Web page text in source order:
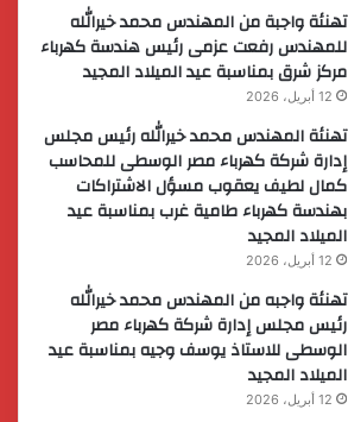
تهنئة واجبة من المهندس محمد خيرالله
للمهندس رفعت عزمى رئيس هندسة كهرباء
مركز شرق بمناسبة عيد الميلاد المجيد
12 أبريل، 2026
تهنئة المهندس محمد خيرالله رئيس مجلس
إدارة شركة كهرباء مصر الوسطى للمحاسب
كمال لطيف يعقوب مسؤل الاشتراكات
بهندسة كهرباء طامية غرب بمناسبة عيد
الميلاد المجيد
12 أبريل، 2026
تهنئة واجبه من المهندس محمد خيرالله
رئيس مجلس إدارة شركة كهرباء مصر
الوسطى للاستاذ يوسف وجيه بمناسبة عيد
الميلاد المجيد
12 أبريل، 2026